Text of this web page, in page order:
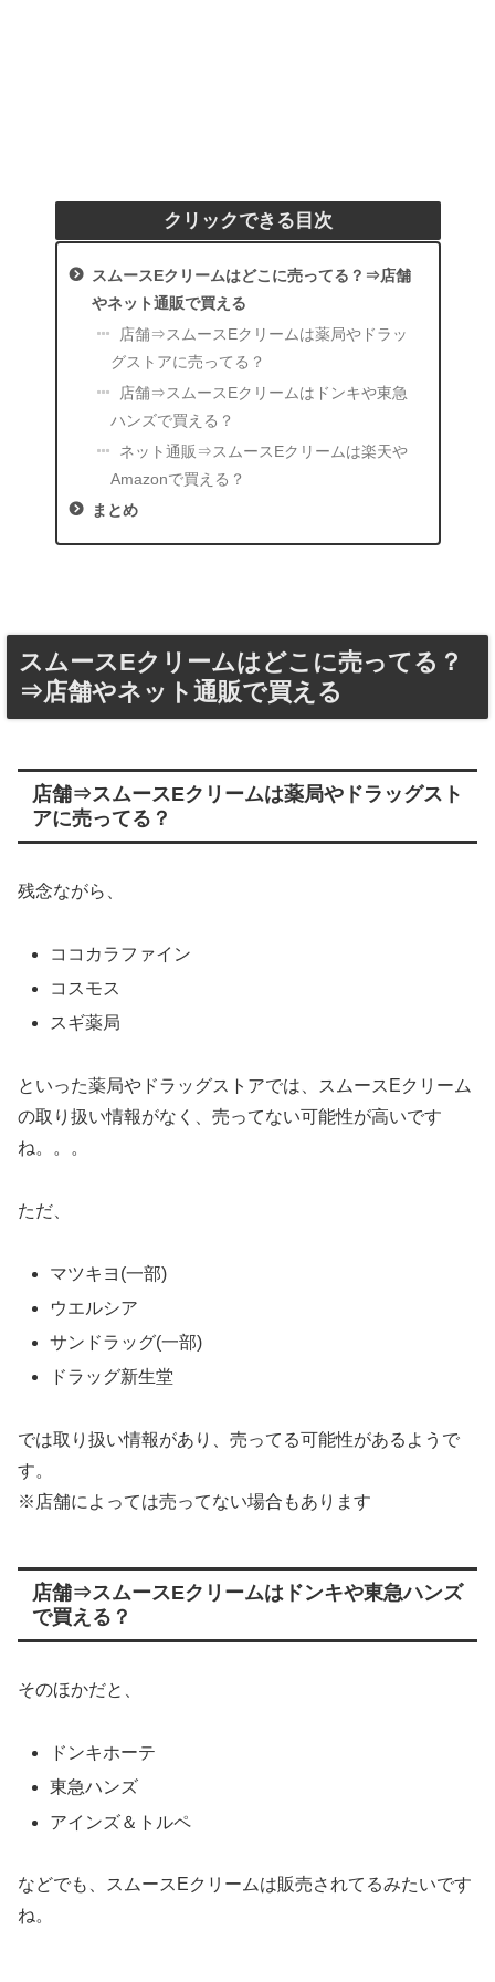
クリックできる目次
スムースEクリームはどこに売ってる？⇒店舗
やネット通販で買える
店舗⇒スムースEクリームは薬局やドラッ
グストアに売ってる？
店舗⇒スムースEクリームはドンキや東急
ハンズで買える？
ネット通販⇒スムースEクリームは楽天や
Amazonで買える？
まとめ
スムースEクリームはどこに売ってる？
⇒店舗やネット通販で買える
店舗⇒スムースEクリームは薬局やドラッグスト
アに売ってる？
残念ながら、
ココカラファイン
コスモス
スギ薬局
といった薬局やドラッグストアでは、スムースEクリーム
の取り扱い情報がなく、売ってない可能性が高いです
ね。。。
ただ、
マツキヨ(一部)
ウエルシア
サンドラッグ(一部)
ドラッグ新生堂
では取り扱い情報があり、売ってる可能性があるようで
す。
※店舗によっては売ってない場合もあります
店舗⇒スムースEクリームはドンキや東急ハンズ
で買える？
そのほかだと、
ドンキホーテ
東急ハンズ
アインズ＆トルペ
などでも、スムースEクリームは販売されてるみたいです
ね。